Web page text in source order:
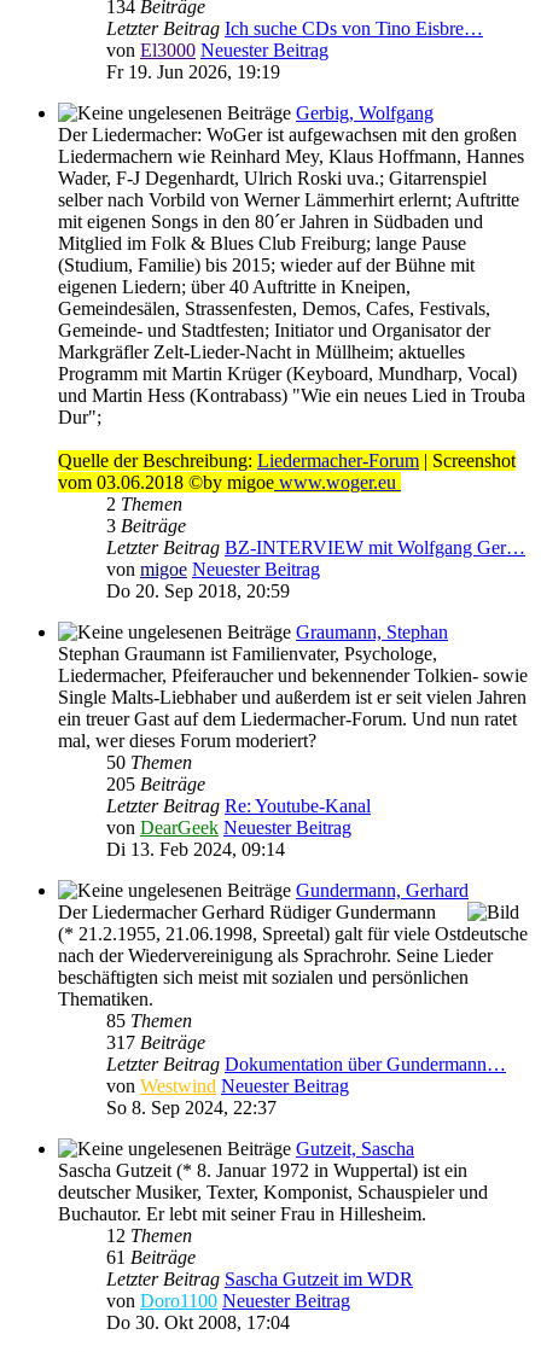
134 Beiträge
Letzter Beitrag Ich suche CDs von Tino Eisbre…
von El3000 Neuester Beitrag
Fr 19. Jun 2026, 19:19
Gerbig, Wolfgang
Der Liedermacher: WoGer ist aufgewachsen mit den großen
Liedermachern wie Reinhard Mey, Klaus Hoffmann, Hannes
Wader, F-J Degenhardt, Ulrich Roski uva.; Gitarrenspiel
selber nach Vorbild von Werner Lämmerhirt erlernt; Auftritte
mit eigenen Songs in den 80´er Jahren in Südbaden und
Mitglied im Folk & Blues Club Freiburg; lange Pause
(Studium, Familie) bis 2015; wieder auf der Bühne mit
eigenen Liedern; über 40 Auftritte in Kneipen,
Gemeindesälen, Strassenfesten, Demos, Cafes, Festivals,
Gemeinde- und Stadtfesten; Initiator und Organisator der
Markgräfler Zelt-Lieder-Nacht in Müllheim; aktuelles
Programm mit Martin Krüger (Keyboard, Mundharp, Vocal)
und Martin Hess (Kontrabass) "Wie ein neues Lied in Trouba
Dur";
Quelle der Beschreibung: Liedermacher-Forum | Screenshot
vom 03.06.2018 ©by migoe www.woger.eu
2 Themen
3 Beiträge
Letzter Beitrag BZ-INTERVIEW mit Wolfgang Ger…
von migoe Neuester Beitrag
Do 20. Sep 2018, 20:59
Graumann, Stephan
Stephan Graumann ist Familienvater, Psychologe,
Liedermacher, Pfeiferaucher und bekennender Tolkien- sowie
Single Malts-Liebhaber und außerdem ist er seit vielen Jahren
ein treuer Gast auf dem Liedermacher-Forum. Und nun ratet
mal, wer dieses Forum moderiert?
50 Themen
205 Beiträge
Letzter Beitrag Re: Youtube-Kanal
von DearGeek Neuester Beitrag
Di 13. Feb 2024, 09:14
Gundermann, Gerhard
Der Liedermacher Gerhard Rüdiger Gundermann
(* 21.2.1955, 21.06.1998, Spreetal) galt für viele Ostdeutsche
nach der Wiedervereinigung als Sprachrohr. Seine Lieder
beschäftigten sich meist mit sozialen und persönlichen
Thematiken.
85 Themen
317 Beiträge
Letzter Beitrag Dokumentation über Gundermann…
von Westwind Neuester Beitrag
So 8. Sep 2024, 22:37
Gutzeit, Sascha
Sascha Gutzeit (* 8. Januar 1972 in Wuppertal) ist ein
deutscher Musiker, Texter, Komponist, Schauspieler und
Buchautor. Er lebt mit seiner Frau in Hillesheim.
12 Themen
61 Beiträge
Letzter Beitrag Sascha Gutzeit im WDR
von Doro1100 Neuester Beitrag
Do 30. Okt 2008, 17:04